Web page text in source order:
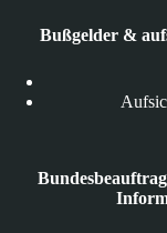
Bußgelder &